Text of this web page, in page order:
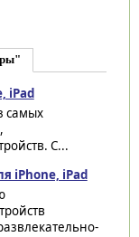
iPad
самых
С...
iPhone, iPad